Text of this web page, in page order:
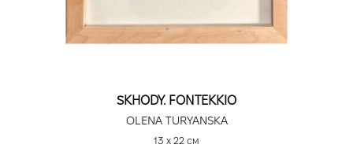
SKHODY. FONTEKKIO
OLENA TURYANSKA
13 х 22 см